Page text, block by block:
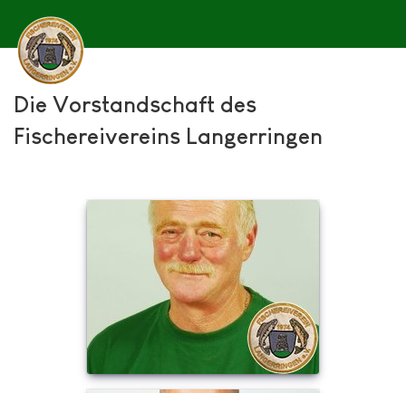
Die Vorstandschaft des
Fischereivereins Langerringen